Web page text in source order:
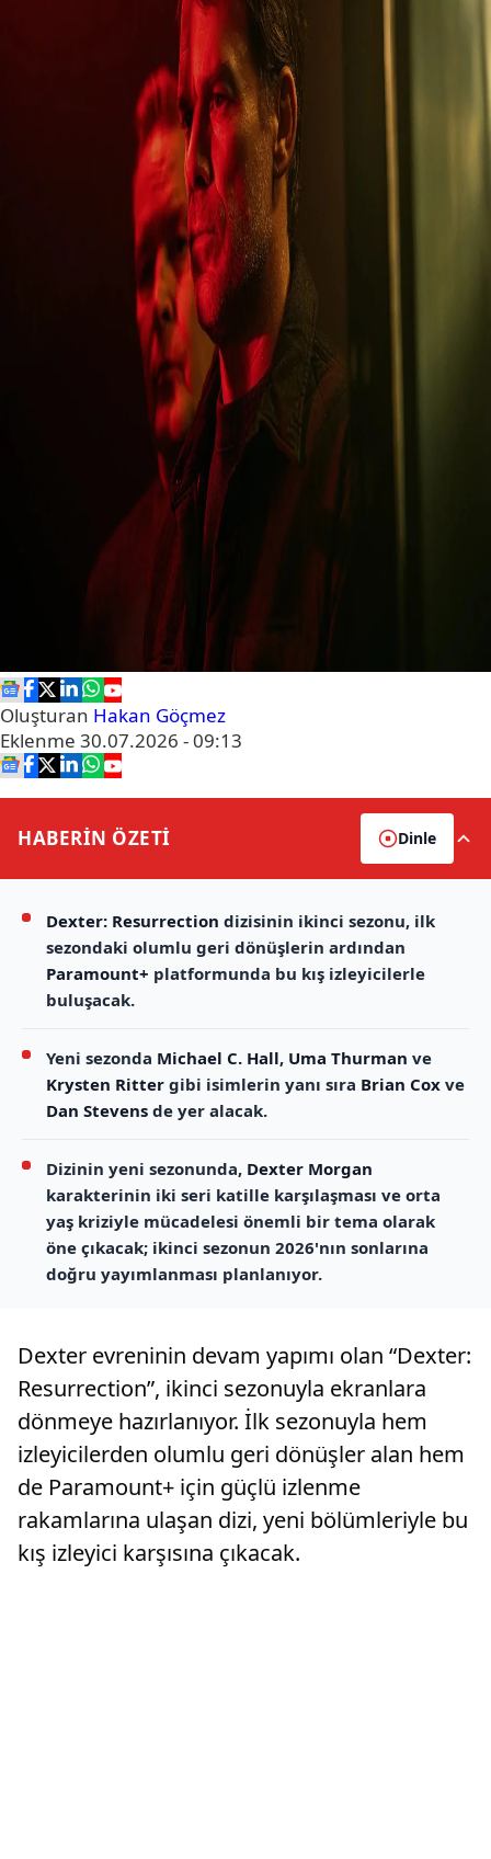
Oluşturan Hakan Göçmez
Eklenme 30.07.2026 - 09:13
HABERİN ÖZETİ Dinle
Dexter: Resurrection dizisinin ikinci sezonu, ilk
sezondaki olumlu geri dönüşlerin ardından
Paramount+ platformunda bu kış izleyicilerle
buluşacak.
Yeni sezonda Michael C. Hall, Uma Thurman ve
Krysten Ritter gibi isimlerin yanı sıra Brian Cox ve
Dan Stevens de yer alacak.
Dizinin yeni sezonunda, Dexter Morgan
karakterinin iki seri katille karşılaşması ve orta
yaş kriziyle mücadelesi önemli bir tema olarak
öne çıkacak; ikinci sezonun 2026'nın sonlarına
doğru yayımlanması planlanıyor.
Dexter evreninin devam yapımı olan “Dexter:
Resurrection”, ikinci sezonuyla ekranlara
dönmeye hazırlanıyor. İlk sezonuyla hem
izleyicilerden olumlu geri dönüşler alan hem
de Paramount+ için güçlü izlenme
rakamlarına ulaşan dizi, yeni bölümleriyle bu
kış izleyici karşısına çıkacak.